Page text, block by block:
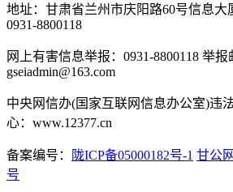
地址：甘肃省兰州市庆阳路60号信息大
0931-8800118
网上有害信息举报：0931-8800118 举报
gseiadmin@163.com
中央网信办(国家互联网信息办公室)违
心：www.12377.cn
备案编号： 陇ICP备05000182号-1 甘公
号